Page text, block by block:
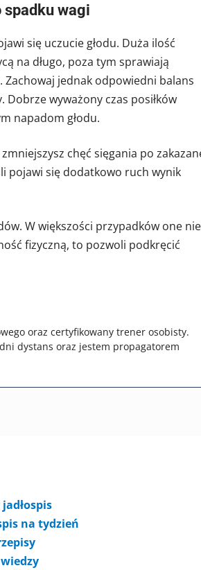
spadku wagi
się uczucie głodu. Duża ilość
na długo, poza tym sprawiają
Zachowaj jednak odpowiedni balans
Dobrze wyważony czas posiłków
napadom głodu.
chęć sięgania po
pojawi się dodatkowo ruch wynik
W większości przypadków one nie
fizyczną, to pozwoli podkręcić
oraz certyfikowany trener osobisty.
dystans oraz jestem propagatorem
na tydzień